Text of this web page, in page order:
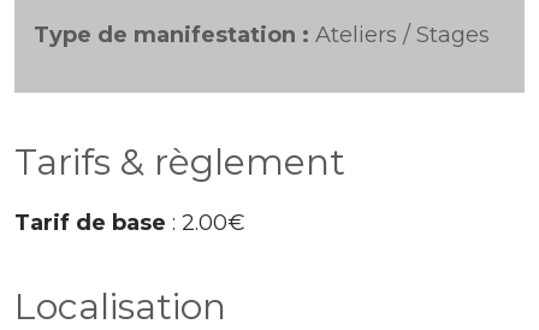
Type de manifestation : Ateliers / Stages
Tarifs & règlement
Tarif de base : 2.00€
Localisation